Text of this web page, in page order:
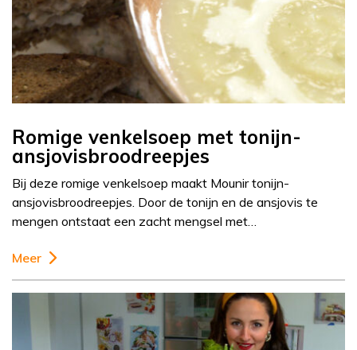
Romige venkelsoep met tonijn-
ansjovisbroodreepjes
Bij deze romige venkelsoep maakt Mounir tonijn-
ansjovisbroodreepjes. Door de tonijn en de ansjovis te
mengen ontstaat een zacht mengsel met…
Meer